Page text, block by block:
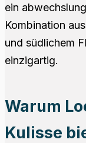
ein
Kombination
und südlichem
einzigartig.
Warum
Kulisse